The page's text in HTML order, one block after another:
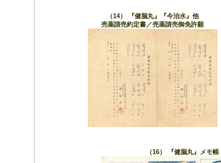
（14） 『健脳丸』『今治水』他
売薬請売約定書／売薬請売御免許願
（16） 『健脳丸』メモ